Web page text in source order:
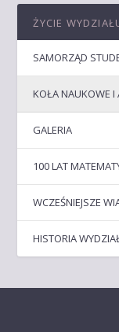
ŻYCIE
SAMORZĄD
KOŁA NAUKOWE I
GALERIA
100 LAT
WCZEŚNIEJSZE
HISTORIA